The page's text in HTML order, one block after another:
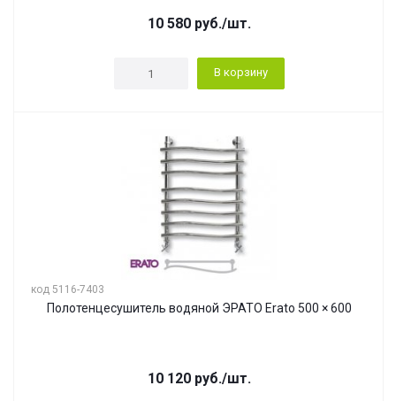
10 580руб./шт.
В корзину
код 5116-7403
Полотенцесушитель водяной ЭРАТО Erato 500 × 600
10 120руб./шт.